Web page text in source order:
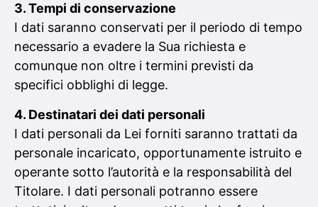
3. Tempi di conservazione
I dati saranno conservati per il periodo di tempo
necessario a evadere la Sua richiesta e
comunque non oltre i termini previsti da
specifici obblighi di legge.
4. Destinatari dei dati personali
I dati personali da Lei forniti saranno trattati da
personale incaricato, opportunamente istruito e
operante sotto l’autorità e la responsabilità del
Titolare. I dati personali potranno essere